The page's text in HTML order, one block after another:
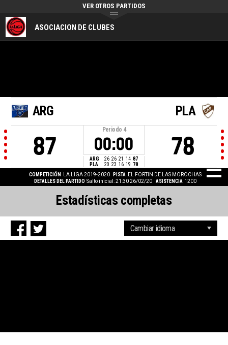
ASOCIACION DE CLUBES
VER OTROS PARTIDOS
ARG
87
Periodo 4
00:00
ARG 26 26 21 14 87
PLA
20 23 16 19 78
PLA
78
COMPETICIÓN LA LIGA 2019-2020 PISTA
EL FORTIN DE LAS MOROCHAS
DETALLES DEL PARTIDO Salto inicial: 21:30 26/02/20 ASISTENCIA 1200
Estadísticas completas